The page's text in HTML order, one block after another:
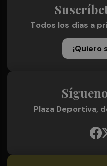
Todos los días a
Plaza Deportiva,